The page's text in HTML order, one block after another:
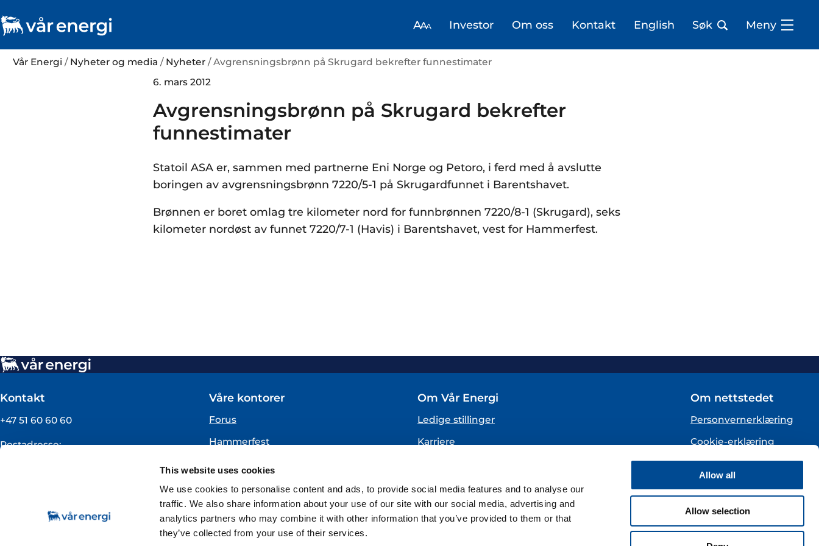
This website uses cookies
We use cookies to personalise content and ads, to provide social media features and to analyse our
traffic. We also share information about your use of our site with our social media, advertising and
analytics partners who may combine it with other information that you’ve provided to them or that
they’ve collected from your use of their services.
Allow all
Allow selection
Investor Om oss Kontakt English Søk Meny
Vår Energi / Nyheter og media / Nyheter/ Avgrensningsbrønn på Skrugard bekrefter funnestimater
6. mars 2012
Avgrensningsbrønn på Skrugard bekrefter
funnestimater
Statoil ASA er, sammen med partnerne Eni Norge og Petoro, i ferd med å avslutte
boringen av avgrensningsbrønn 7220/5-1 på Skrugardfunnet i Barentshavet.
Brønnen er boret omlag tre kilometer nord for funnbrønnen 7220/8-1 (Skrugard), seks
kilometer nordøst av funnet 7220/7-1 (Havis) i Barentshavet, vest for Hammerfest.
Kontakt
+47 51 60 60 60
Postadresse:
Org.nummer:
Våre kontorer
Forus
Hammerfest
Florø
Om Vår Energi
Ledige stillinger
Karriere
VARSLING
(Vår Energi varslingstjeneste)
Om nettstedet
Personvernerklæring
Cookie-erklæring
English